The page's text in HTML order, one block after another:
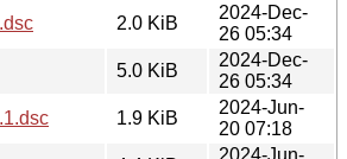
2.0 KiB
2024-Dec-
26 05:34
5.0 KiB
2024-Dec-
26 05:34
1.9 KiB
2024-Jun-
20 07:18
2024-Jun-